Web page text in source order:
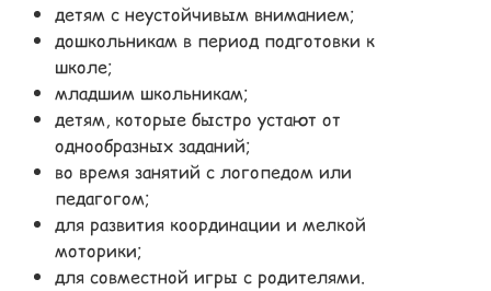
детям с неустойчивым вниманием;
дошкольникам в период подготовки к
школе;
младшим школьникам;
детям, которые быстро устают от
однообразных заданий;
во время занятий с логопедом или
педагогом;
для развития координации и мелкой
моторики;
для совместной игры с родителями.